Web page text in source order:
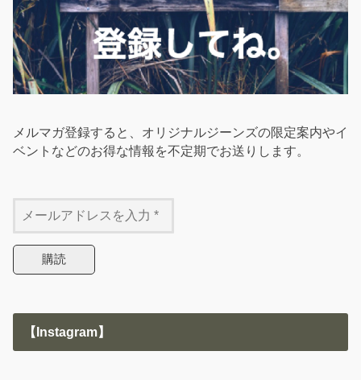
メルマガ登録すると、オリジナルジーンズの限定案内やイ
ベントなどのお得な情報を不定期でお送りします。
【Instagram】